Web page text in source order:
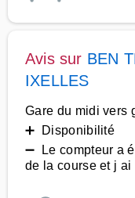
Avis sur BEN
IXELLES
Gare du midi vers
➕ Disponibilité
➖ Le compteur a
de la course et j